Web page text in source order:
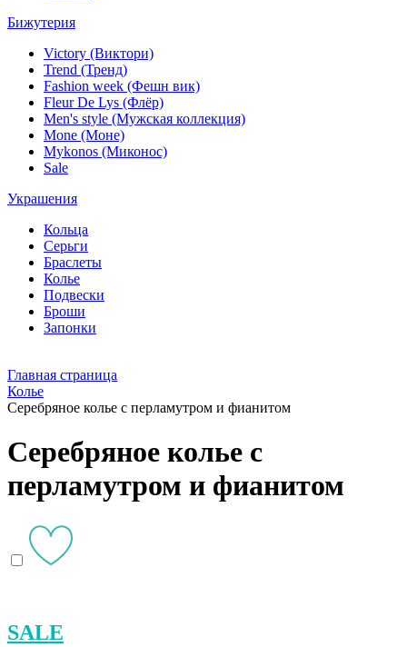
Бижутерия
Victory (Виктори)
Trend (Тренд)
Fashion week (Фешн вик)
Fleur De Lys (Флёр)
Men's style (Мужская коллекция)
Mone (Моне)
Mykonos (Миконос)
Sale
Украшения
Кольца
Серьги
Браслеты
Колье
Подвески
Броши
Запонки
Главная страница
Колье
Серебряное колье с перламутром и фианитом
Серебряное колье с
перламутром и фианитом
SALE